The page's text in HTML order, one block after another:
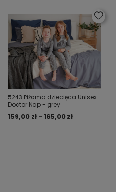
5243 Piżama dziecięca Unisex
Doctor Nap - grey
159,00 zł - 165,00 zł